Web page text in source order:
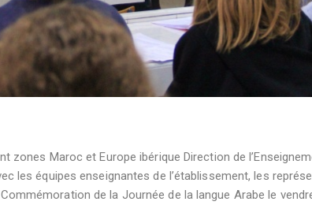
zones Maroc et Europe ibérique Direction de
les équipes enseignantes de l’établissement, les
de la Journée de la langue Arabe le